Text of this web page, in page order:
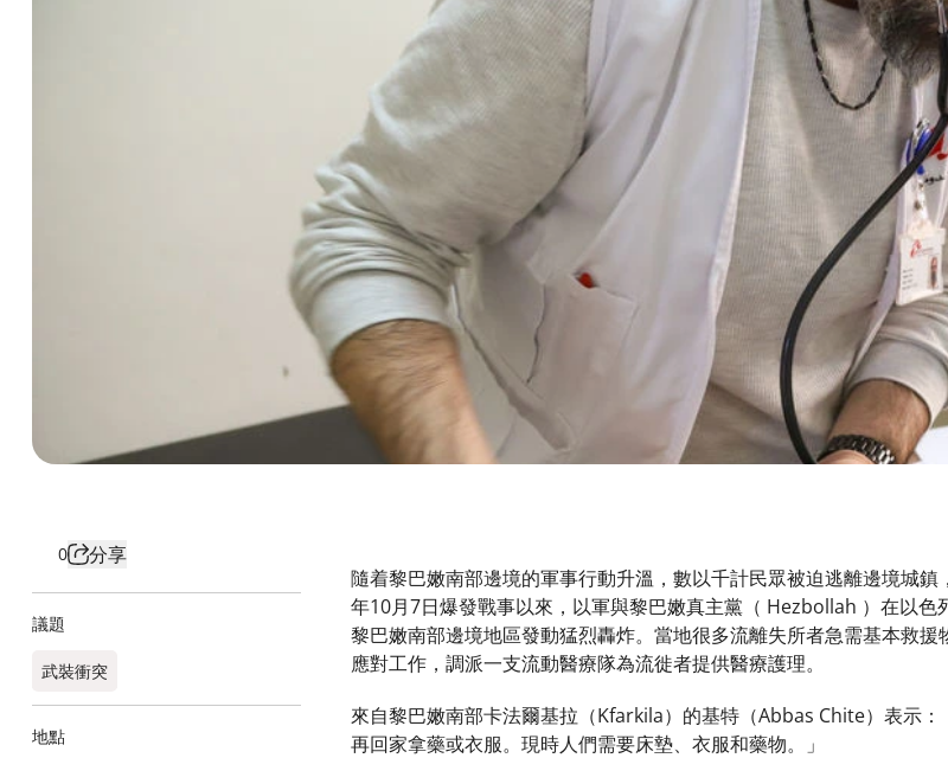
0 分享
議題
武裝衝突
地點
隨着黎巴嫩南部邊境的軍事行動升溫，數以千計民眾被迫逃離邊境城
年10月7日爆發戰事以來，以軍與黎巴嫩真主黨（ Hezbollah ）在以
黎巴嫩南部邊境地區發動猛烈轟炸。當地很多流離失所者急需基本救
應對工作，調派一支流動醫療隊為流徙者提供醫療護理。
來自黎巴嫩南部卡法爾基拉（Kfarkila）的基特（Abbas Chite）表示
再回家拿藥或衣服。現時人們需要床墊、衣服和藥物。」